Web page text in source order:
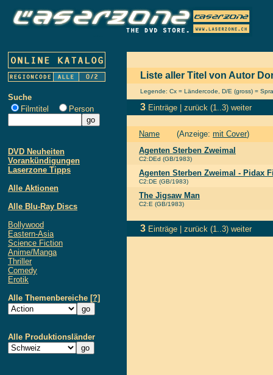
Suche
Filmtitel
Person
DVD Neuheiten
Vorankündigungen
Laserzone Tipps
Alle Aktionen
Alle Blu-Ray Discs
Bollywood
Eastern-Asia
Science Fiction
Anime/Manga
Thriller
Comedy
Erotik
Alle Themenbereiche [?]
Alle Produktionsländer
Liste aller Titel von Autor
Legende: Cx = Ländercode, D/E (gross) =
3 Einträge | zurück (1..3) weiter
Name (Anzeige: mit Cover)
Agenten Sterben Zweimal
C2:DEd (GB/1983)
Agenten Sterben Zweimal - Pidax
C2:DE (GB/1983)
The Jigsaw Man
C2:E (GB/1983)
3 Einträge | zurück (1..3) weiter